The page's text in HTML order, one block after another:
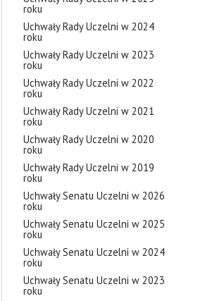
roku
Uchwały Rady Uczelni w 2024
roku
Uchwały Rady Uczelni w 2023
roku
Uchwały Rady Uczelni w 2022
roku
Uchwały Rady Uczelni w 2021
roku
Uchwały Rady Uczelni w 2020
roku
Uchwały Rady Uczelni w 2019
roku
Uchwały Senatu Uczelni w 2026
roku
Uchwały Senatu Uczelni w 2025
roku
Uchwały Senatu Uczelni w 2024
roku
Uchwały Senatu Uczelni w 2023
roku